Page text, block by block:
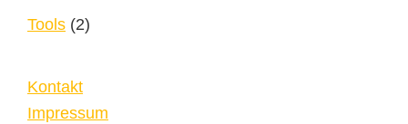
Tools (2)
Kontakt
Impressum